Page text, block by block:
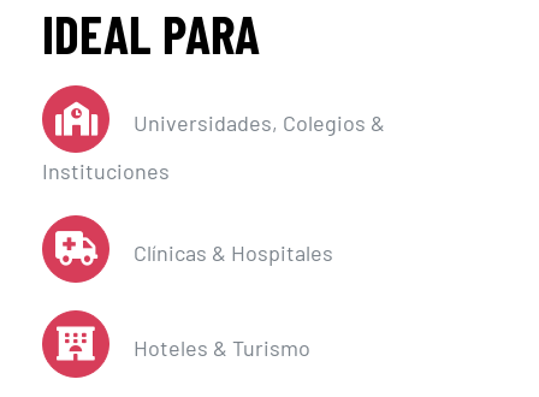
IDEAL PARA
Universidades, Colegios &
Instituciones
Clínicas & Hospitales
Hoteles & Turismo